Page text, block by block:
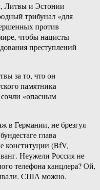
Литвы и Эстонии
трибунал «для
против
чтобы нацисты
преступлений
за то, что он
памятника
«опасным
в Германии, не брезгуя
глава
конституции (BfV,
Неужели Россия не
телефона канцлера? Ой,
США можно.